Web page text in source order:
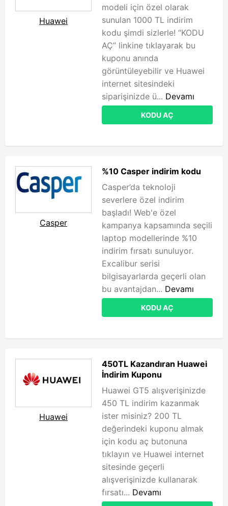
Huawei
modeli için özel olarak
sunulan 1000 TL indirim
kodu şimdi sizlerle! “KODU
AÇ” linkine tıklayarak bu
kuponu anında
görüntüleyebilir ve Huawei
internet sitesindeki
siparişinizde ü... Devamı
KODU AÇ
Casper
%10 Casper indirim kodu
Casper’da teknoloji
severlere özel indirim
başladı! Web'e özel
kampanya kapsamında seçili
laptop modellerinde %10
indirim fırsatı sunuluyor.
Excalibur serisi
bilgisayarlarda geçerli olan
bu avantajdan... Devamı
KODU AÇ
Huawei
450TL Kazandıran Huawei
İndirim Kuponu
Huawei GT5 alışverişinizde
450 TL indirim kazanmak
ister misiniz? 200 TL
değerindeki kuponu almak
için kodu aç butonuna
tıklayın ve Huawei internet
sitesinde geçerli
alışverişinizde kullanarak
fırsatı... Devamı